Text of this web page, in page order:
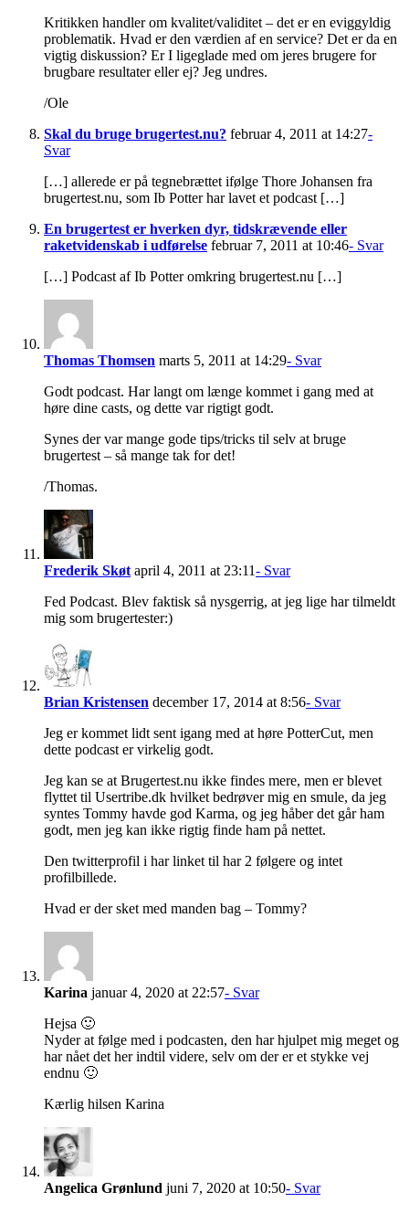
Kritikken handler om kvalitet/validitet – det er en eviggyldig
problematik. Hvad er den værdien af en service? Det er da en
vigtig diskussion? Er I ligeglade med om jeres brugere for
brugbare resultater eller ej? Jeg undres.
/Ole
Skal du bruge brugertest.nu? februar 4, 2011 at 14:27-
Svar
[…] allerede er på tegnebrættet ifølge Thore Johansen fra
brugertest.nu, som Ib Potter har lavet et podcast […]
En brugertest er hverken dyr, tidskrævende eller
raketvidenskab i udførelse februar 7, 2011 at 10:46- Svar
[…] Podcast af Ib Potter omkring brugertest.nu […]
Thomas Thomsen marts 5, 2011 at 14:29- Svar
Godt podcast. Har langt om længe kommet i gang med at
høre dine casts, og dette var rigtigt godt.
Synes der var mange gode tips/tricks til selv at bruge
brugertest – så mange tak for det!
/Thomas.
Frederik Skøt april 4, 2011 at 23:11- Svar
Fed Podcast. Blev faktisk så nysgerrig, at jeg lige har tilmeldt
mig som brugertester:)
Brian Kristensen december 17, 2014 at 8:56- Svar
Jeg er kommet lidt sent igang med at høre PotterCut, men
dette podcast er virkelig godt.
Jeg kan se at Brugertest.nu ikke findes mere, men er blevet
flyttet til Usertribe.dk hvilket bedrøver mig en smule, da jeg
syntes Tommy havde god Karma, og jeg håber det går ham
godt, men jeg kan ikke rigtig finde ham på nettet.
Den twitterprofil i har linket til har 2 følgere og intet
profilbillede.
Hvad er der sket med manden bag – Tommy?
Karina januar 4, 2020 at 22:57- Svar
Hejsa 🙂
Nyder at følge med i podcasten, den har hjulpet mig meget og
har nået det her indtil videre, selv om der er et stykke vej
endnu 🙂
Kærlig hilsen Karina
Angelica Grønlund juni 7, 2020 at 10:50- Svar